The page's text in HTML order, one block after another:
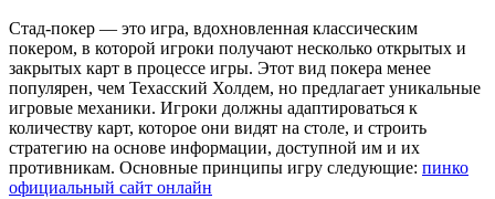
Стад-покер — это игра, вдохновленная классическим
покером, в которой игроки получают несколько открытых и
закрытых карт в процессе игры. Этот вид покера менее
популярен, чем Техасский Холдем, но предлагает уникальные
игровые механики. Игроки должны адаптироваться к
количеству карт, которое они видят на столе, и строить
стратегию на основе информации, доступной им и их
противникам. Основные принципы игру следующие: пинко
официальный сайт онлайн